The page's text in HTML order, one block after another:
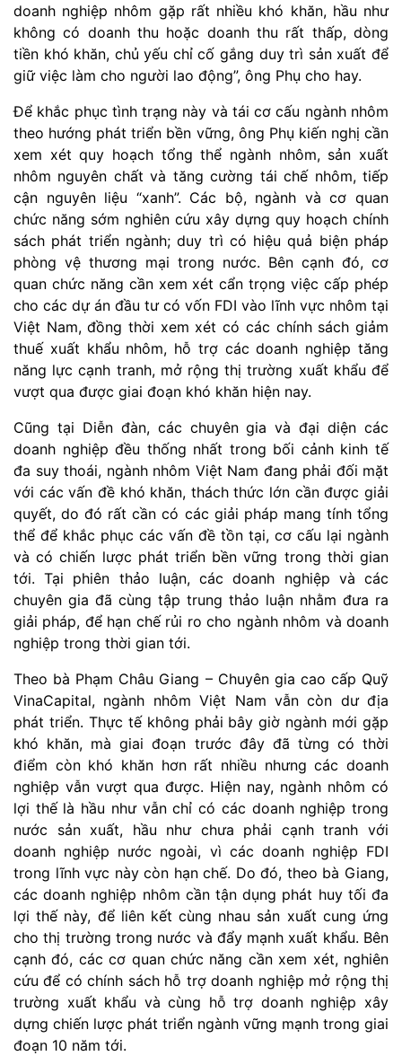
doanh nghiệp nhôm gặp rất nhiều khó khăn, hầu như
không có doanh thu hoặc doanh thu rất thấp, dòng
tiền khó khăn, chủ yếu chỉ cố gắng duy trì sản xuất để
giữ việc làm cho người lao động”, ông Phụ cho hay.
Để khắc phục tình trạng này và tái cơ cấu ngành nhôm
theo hướng phát triển bền vững, ông Phụ kiến nghị cần
xem xét quy hoạch tổng thể ngành nhôm, sản xuất
nhôm nguyên chất và tăng cường tái chế nhôm, tiếp
cận nguyên liệu “xanh”. Các bộ, ngành và cơ quan
chức năng sớm nghiên cứu xây dựng quy hoạch chính
sách phát triển ngành; duy trì có hiệu quả biện pháp
phòng vệ thương mại trong nước. Bên cạnh đó, cơ
quan chức năng cần xem xét cẩn trọng việc cấp phép
cho các dự án đầu tư có vốn FDI vào lĩnh vực nhôm tại
Việt Nam, đồng thời xem xét có các chính sách giảm
thuế xuất khẩu nhôm, hỗ trợ các doanh nghiệp tăng
năng lực cạnh tranh, mở rộng thị trường xuất khẩu để
vượt qua được giai đoạn khó khăn hiện nay.
Cũng tại Diễn đàn, các chuyên gia và đại diện các
doanh nghiệp đều thống nhất trong bối cảnh kinh tế
đa suy thoái, ngành nhôm Việt Nam đang phải đối mặt
với các vấn đề khó khăn, thách thức lớn cần được giải
quyết, do đó rất cần có các giải pháp mang tính tổng
thể để khắc phục các vấn đề tồn tại, cơ cấu lại ngành
và có chiến lược phát triển bền vững trong thời gian
tới. Tại phiên thảo luận, các doanh nghiệp và các
chuyên gia đã cùng tập trung thảo luận nhằm đưa ra
giải pháp, để hạn chế rủi ro cho ngành nhôm và doanh
nghiệp trong thời gian tới.
Theo bà Phạm Châu Giang – Chuyên gia cao cấp Quỹ
VinaCapital, ngành nhôm Việt Nam vẫn còn dư địa
phát triển. Thực tế không phải bây giờ ngành mới gặp
khó khăn, mà giai đoạn trước đây đã từng có thời
điểm còn khó khăn hơn rất nhiều nhưng các doanh
nghiệp vẫn vượt qua được. Hiện nay, ngành nhôm có
lợi thế là hầu như vẫn chỉ có các doanh nghiệp trong
nước sản xuất, hầu như chưa phải cạnh tranh với
doanh nghiệp nước ngoài, vì các doanh nghiệp FDI
trong lĩnh vực này còn hạn chế. Do đó, theo bà Giang,
các doanh nghiệp nhôm cần tận dụng phát huy tối đa
lợi thế này, để liên kết cùng nhau sản xuất cung ứng
cho thị trường trong nước và đẩy mạnh xuất khẩu. Bên
cạnh đó, các cơ quan chức năng cần xem xét, nghiên
cứu để có chính sách hỗ trợ doanh nghiệp mở rộng thị
trường xuất khẩu và cùng hỗ trợ doanh nghiệp xây
dựng chiến lược phát triển ngành vững mạnh trong giai
đoạn 10 năm tới.